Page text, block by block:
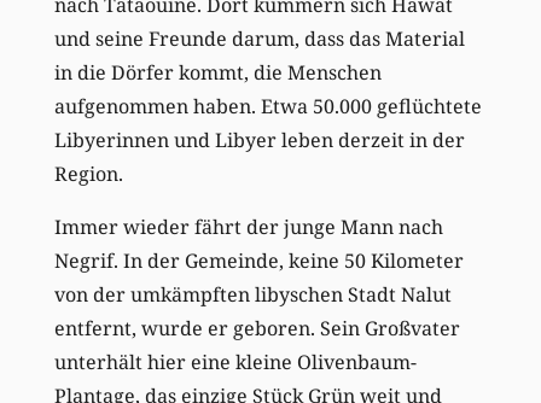
und seine Freunde darum, dass das Material
in die Dörfer kommt, die Menschen
aufgenommen haben. Etwa 50.000 geflüchtete
Libyerinnen und Libyer leben derzeit in der
Region.
Immer wieder fährt der junge Mann nach
Negrif. In der Gemeinde, keine 50 Kilometer
von der umkämpften libyschen Stadt Nalut
entfernt, wurde er geboren. Sein Großvater
unterhält hier eine kleine Olivenbaum-
Plantage, das einzige Stück Grün weit und